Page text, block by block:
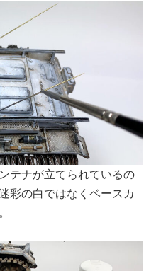
テナが立てられているの
彩の白ではなくベースカ